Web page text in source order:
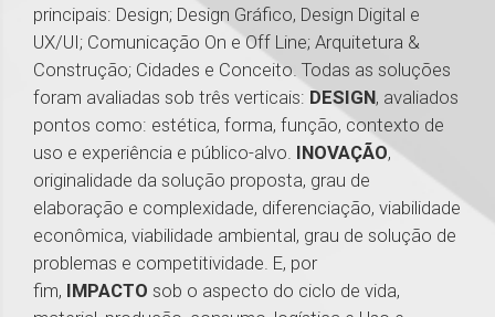
principais: Design; Design Gráfico, Design Digital e
UX/UI; Comunicação On e Off Line; Arquitetura &
Construção; Cidades e Conceito. Todas as soluções
foram avaliadas sob três verticais: DESIGN, avaliados
pontos como: estética, forma, função, contexto de
uso e experiência e público-alvo. INOVAÇÃO,
originalidade da solução proposta, grau de
elaboração e complexidade, diferenciação, viabilidade
econômica, viabilidade ambiental, grau de solução de
problemas e competitividade. E, por
fim, IMPACTO sob o aspecto do ciclo de vida,